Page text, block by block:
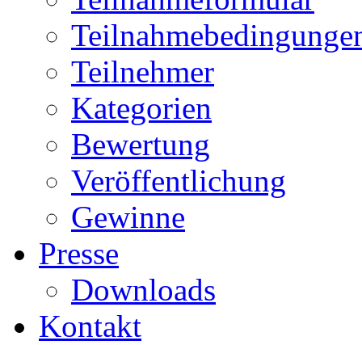
Teilnehmer
Kategorien
Bewertung
Veröffentlichung
Gewinne
Presse
Downloads
Kontakt